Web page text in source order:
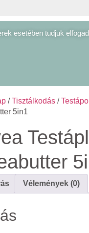
esetében tudjuk
/Tisztálkodás /
5in1
Vélemények (0)